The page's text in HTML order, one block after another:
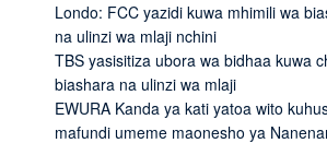
Londo: FCC yazidi kuwa mhimili wa
na ulinzi wa mlaji nchini
TBS yasisitiza ubora wa bidhaa kuwa
biashara na ulinzi wa mlaji
EWURA Kanda ya kati yatoa wito
mafundi umeme maonesho ya